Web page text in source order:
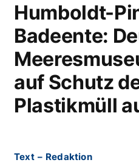
Humboldt-
Badeente:
auf Schutz
Plastikmüll
Text – Redaktion